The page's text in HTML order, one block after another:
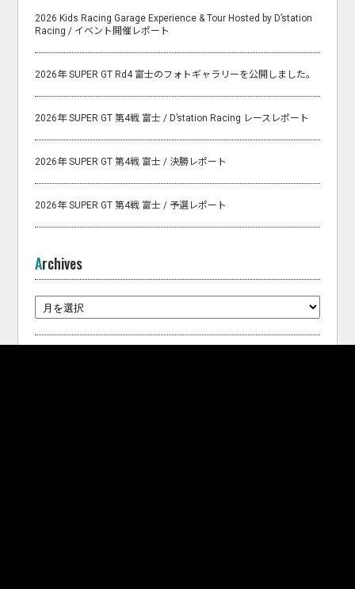
2026 Kids Racing Garage Experience & Tour Hosted by D’station
Racing / イベント開催レポート
2026年 SUPER GT Rd4 富士のフォトギャラリーを公開しました。
2026年 SUPER GT 第4戦 富士 / D’station Racing レースレポート
2026年 SUPER GT 第4戦 富士 / 決勝レポート
2026年 SUPER GT 第4戦 富士 / 予選レポート
Archives